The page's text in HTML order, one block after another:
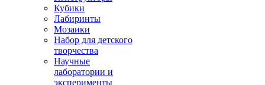
Кубики
Лабиринты
Мозаики
Набор для детского
творчества
Научные
лаборатории и
эксперименты